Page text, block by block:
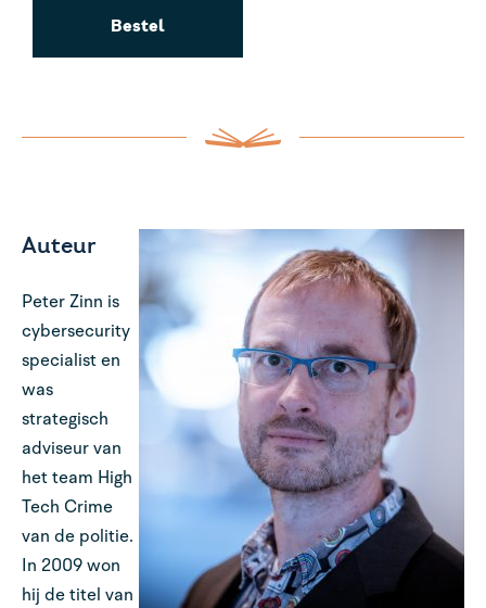
Bestel
Auteur
Peter Zinn is
cybersecurity
specialist en
was
strategisch
adviseur van
het team High
Tech Crime
van de politie.
In 2009 won
hij de titel van